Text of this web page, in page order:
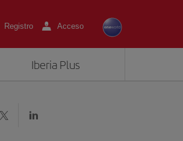
Registro Acceso
Iberia Plus